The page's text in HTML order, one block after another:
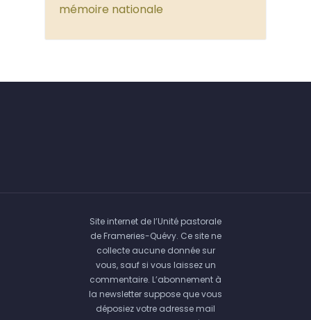
mémoire nationale
Site internet de l’Unité pastorale
de Frameries-Quévy. Ce site ne
collecte aucune donnée sur
vous, sauf si vous laissez un
commentaire. L’abonnement à
la newsletter suppose que vous
déposiez votre adresse mail